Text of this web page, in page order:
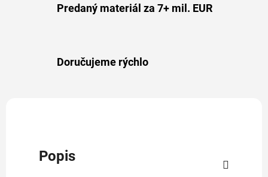
Predaný materiál za 7+ mil. EUR
Doručujeme rýchlo
Popis